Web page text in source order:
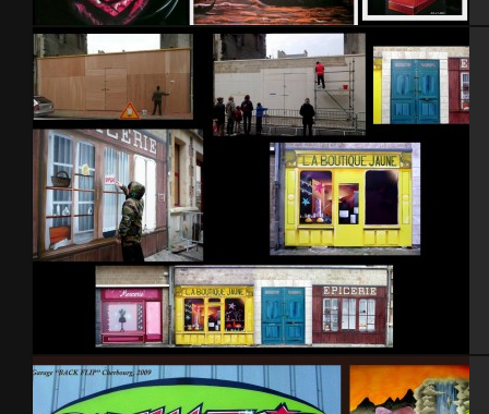
Décoration scène
Trompe l’oeil- Cherbourg 2014